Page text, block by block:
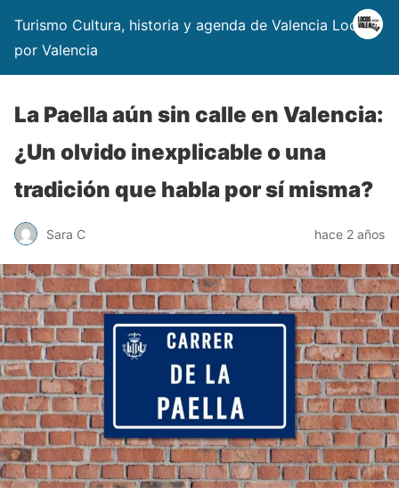
Turismo Cultura, historia y agenda de Valencia Locos
por Valencia
La Paella aún sin calle en Valencia:
¿Un olvido inexplicable o una
tradición que habla por sí misma?
Sara C hace 2 años